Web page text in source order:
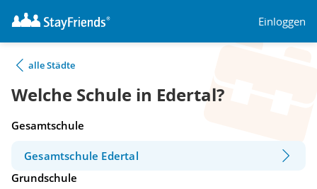
Einloggen
alle Städte
Welche Schule in Edertal?
Gesamtschule
Gesamtschule Edertal
Grundschule